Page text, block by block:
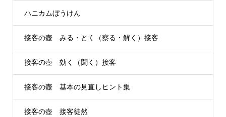
ハニカムぼうけん
接客の壺 みる・とく（察る・解く）接客
接客の壺 効く（聞く）接客
接客の壺 基本の見直しヒント集
接客の壺 接客徒然